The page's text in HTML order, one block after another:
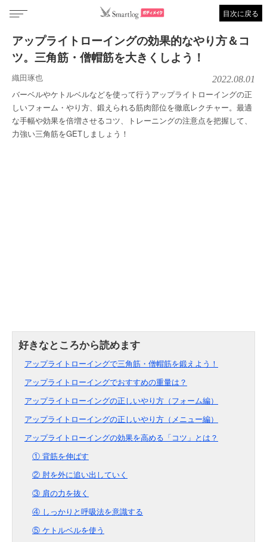
目次に戻る
アップライトローイングの効果的なやり方＆コ
ツ。三角筋・僧帽筋を大きくしよう！
織田琢也 2022.08.01
バーベルやケトルベルなどを使って行うアップライトローイングの正
しいフォーム・やり方、鍛えられる筋肉部位を徹底レクチャー。最適
な手幅や効果を倍増させるコツ、トレーニングの注意点を把握して、
力強い三角筋をGETしましょう！
アップライトローイングで三角筋・僧帽筋を鍛えよう！
アップライトローイングでおすすめの重量は？
アップライトローイングの正しいやり方（フォーム編）
アップライトローイングの正しいやり方（メニュー編）
アップライトローイングの効果を高める「コツ」とは？
① 背筋を伸ばす
② 肘を外に追い出していく
③ 肩の力を抜く
④ しっかりと呼吸法を意識する
⑤ ケトルベルを使う